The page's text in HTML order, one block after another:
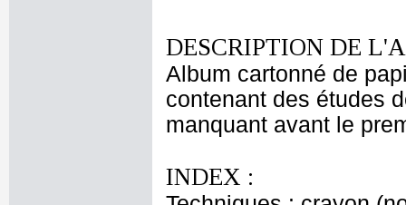
DESCRIPTION DE
Album cartonné de
contenant des études
manquant avant le
INDEX :